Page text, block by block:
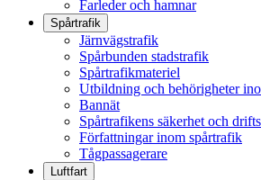
Farleder och hamnar
Spårtrafik
Järnvägstrafik
Spårbunden stadstrafik
Spårtrafikmateriel
Utbildning och behörigheter
Bannät
Spårtrafikens säkerhet och
Författningar inom spårtrafik
Tågpassagerare
Luftfart